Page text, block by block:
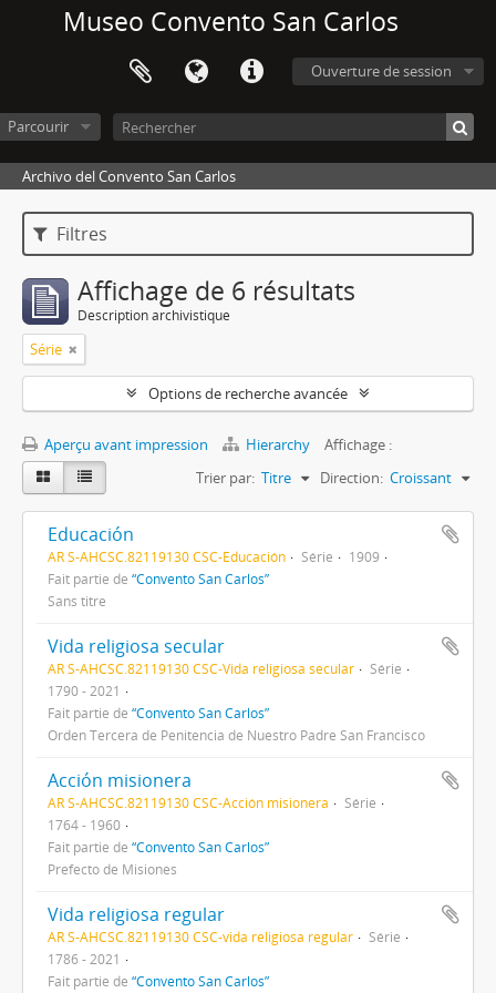
Museo Convento San Carlos
Ouverture de session
Parcourir
Archivo del Convento San Carlos
Filtres
Affichage de 6 résultats
Description archivistique
Série
Options de recherche avancée
Aperçu avant impression Hierarchy
Affichage :
Trier par: Titre Direction: Croissant
Educación
AR S-AHCSC.82119130 CSC-Educación Série
1909
Fait partie de “Convento San Carlos”
Sans titre
Vida religiosa secular
AR S-AHCSC.82119130 CSC-Vida religiosa secular
Série
1790 - 2021
Fait partie de “Convento San Carlos”
Orden Tercera de Penitencia de Nuestro Padre San Francisco
Acción misionera
AR S-AHCSC.82119130 CSC-Acción misionera
Série
1764 - 1960
Fait partie de “Convento San Carlos”
Prefecto de Misiones
Vida religiosa regular
AR S-AHCSC.82119130 CSC-vida religiosa regular
Série
1786 - 2021
Fait partie de “Convento San Carlos”